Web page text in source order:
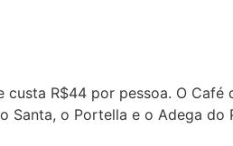
R$44 por pessoa. O
o Portella e o Adega do